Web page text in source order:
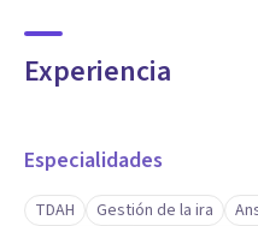
Experiencia
Especialidades
TDAH Gestión de la ira